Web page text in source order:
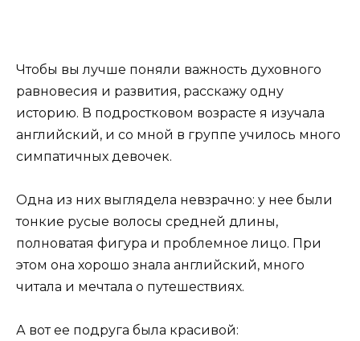
Чтобы вы лучше поняли важность духовного
равновесия и развития, расскажу одну
историю. В подростковом возрасте я изучала
английский, и со мной в группе училось много
симпатичных девочек.
Одна из них выглядела невзрачно: у нее были
тонкие русые волосы средней длины,
полноватая фигура и проблемное лицо. При
этом она хорошо знала английский, много
читала и мечтала о путешествиях.
А вот ее подруга была красивой: